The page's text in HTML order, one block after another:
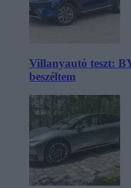
Villanyautó teszt:
beszéltem